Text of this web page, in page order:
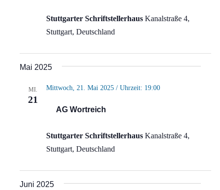
Stuttgarter Schriftstellerhaus Kanalstraße 4,
Stuttgart, Deutschland
Mai 2025
MI.
21
AG Wortreich
Mittwoch, 21. Mai 2025 / Uhrzeit: 19:00
Stuttgarter Schriftstellerhaus Kanalstraße 4,
Stuttgart, Deutschland
Juni 2025